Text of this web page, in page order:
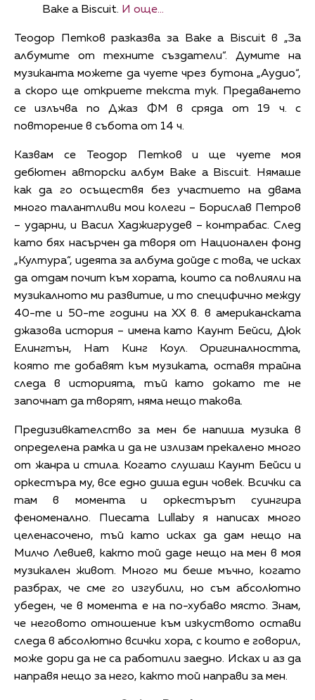
Bake a Biscuit. И още…
Теодор Петков разказва за Bake a Biscuit в „За
албумите от техните създатели“. Думите на
музиканта можете да чуете чрез бутона „Аудио“,
а скоро ще откриете текста тук. Предаването
се излъчва по Джаз ФМ в сряда от 19 ч. с
повторение в събота от 14 ч.
Казвам се Теодор Петков и ще чуете моя
дебютен авторски албум Bake a Biscuit. Нямаше
как да го осъществя без участието на двама
много талантливи мои колеги – Борислав Петров
– ударни, и Васил Хаджигрудев – контрабас. След
като бях насърчен да творя от Национален фонд
„Култура“, идеята за албума дойде с това, че исках
да отдам почит към хората, които са повлияли на
музикалното ми развитие, и то специфично между
40-те и 50-те години на ХХ в. в американската
джазова история – имена като Каунт Бейси, Дюк
Елингтън, Нат Кинг Коул. Оригиналността,
която те добавят към музиката, оставя трайна
следа в историята, тъй като докато те не
започнат да творят, няма нещо такова.
Предизивкателство за мен бе напиша музика в
определена рамка и да не излизам прекалено много
от жанра и стила. Когато слушаш Каунт Бейси и
оркестъра му, все едно диша един човек. Всички са
там в момента и оркестърът суингира
феноменално. Пиесата Lullaby я написах много
целенасочено, тъй като исках да дам нещо на
Милчо Левиев, както той даде нещо на мен в моя
музикален живот. Много ми беше мъчно, когато
разбрах, че сме го изгубили, но съм абсолютно
убеден, че в момента е на по-хубаво място. Знам,
че неговото отношение към изкуството остави
следа в абсолютно всички хора, с които е говорил,
може дори да не са работили заедно. Исках и аз да
направя нещо за него, както той направи за мен.